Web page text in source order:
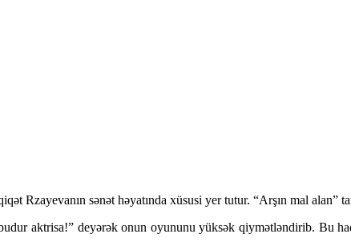
Rzayevanın sənət həyatında xüsusi yer tutur. “Arşın mal alan”
aktrisa!” deyərək onun oyununu yüksək qiymətləndirib. Bu